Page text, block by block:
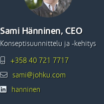
Sami Hänninen, CEO
Konseptisuunnittelu ja -kehitys
+358 40 721 7717
sami@johku.com
hanninen